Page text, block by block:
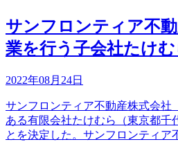
サンフロンティア不
業を行う子会社たけ
2022年08月24日
サンフロンティア不動産株式会社
ある有限会社たけむら（東京都千
とを決定した。サンフロンティア